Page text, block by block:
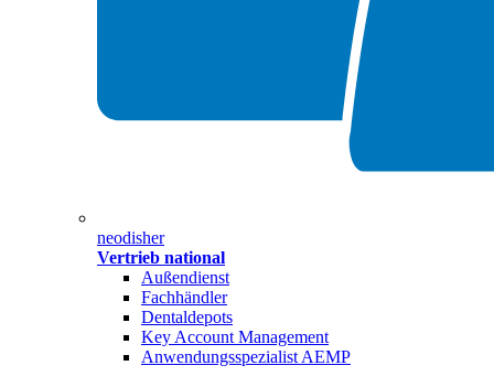
neodisher
Vertrieb national
Außendienst
Fachhändler
Dentaldepots
Key Account Management
Anwendungsspezialist AEMP